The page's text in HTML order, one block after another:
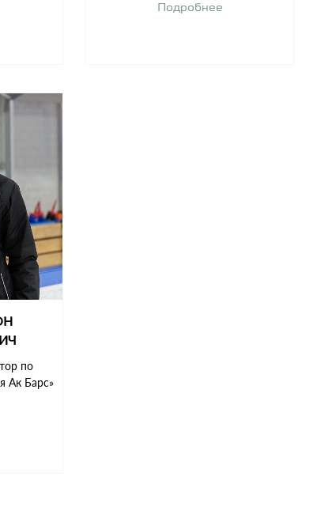
Подробнее
по
Ак Барс»